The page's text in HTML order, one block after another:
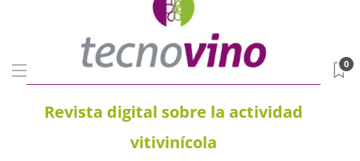
Revista digital sobre la actividad
vitivinícola
0